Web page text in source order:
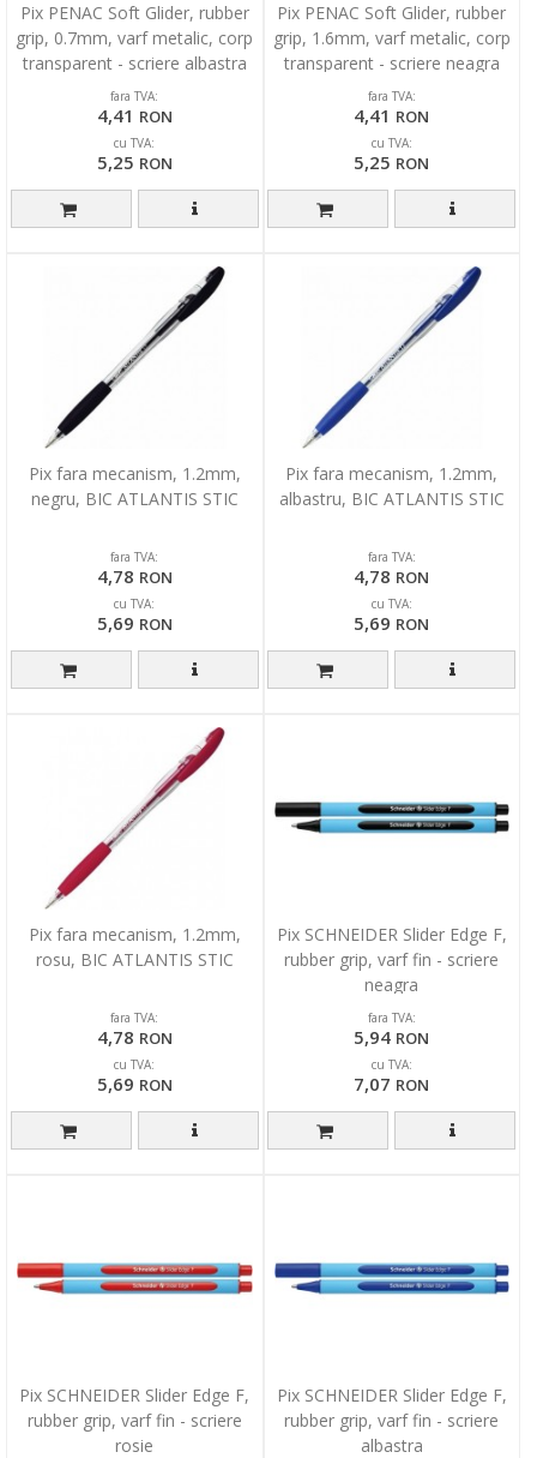
Pix PENAC Soft Glider, rubber
grip, 0.7mm, varf metalic, corp
transparent - scriere albastra
fara TVA:
4,41 RON
cu TVA:
5,25 RON
Pix PENAC Soft Glider, rubber
grip, 1.6mm, varf metalic, corp
transparent - scriere neagra
fara TVA:
4,41 RON
cu TVA:
5,25 RON
Pix fara mecanism, 1.2mm,
negru, BIC ATLANTIS STIC
fara TVA:
4,78 RON
cu TVA:
5,69 RON
Pix fara mecanism, 1.2mm,
albastru, BIC ATLANTIS STIC
fara TVA:
4,78 RON
cu TVA:
5,69 RON
Pix fara mecanism, 1.2mm,
rosu, BIC ATLANTIS STIC
fara TVA:
4,78 RON
cu TVA:
5,69 RON
Pix SCHNEIDER Slider Edge F,
rubber grip, varf fin - scriere
neagra
fara TVA:
5,94 RON
cu TVA:
7,07 RON
Pix SCHNEIDER Slider Edge F,
rubber grip, varf fin - scriere
rosie
Pix SCHNEIDER Slider Edge F,
rubber grip, varf fin - scriere
albastra